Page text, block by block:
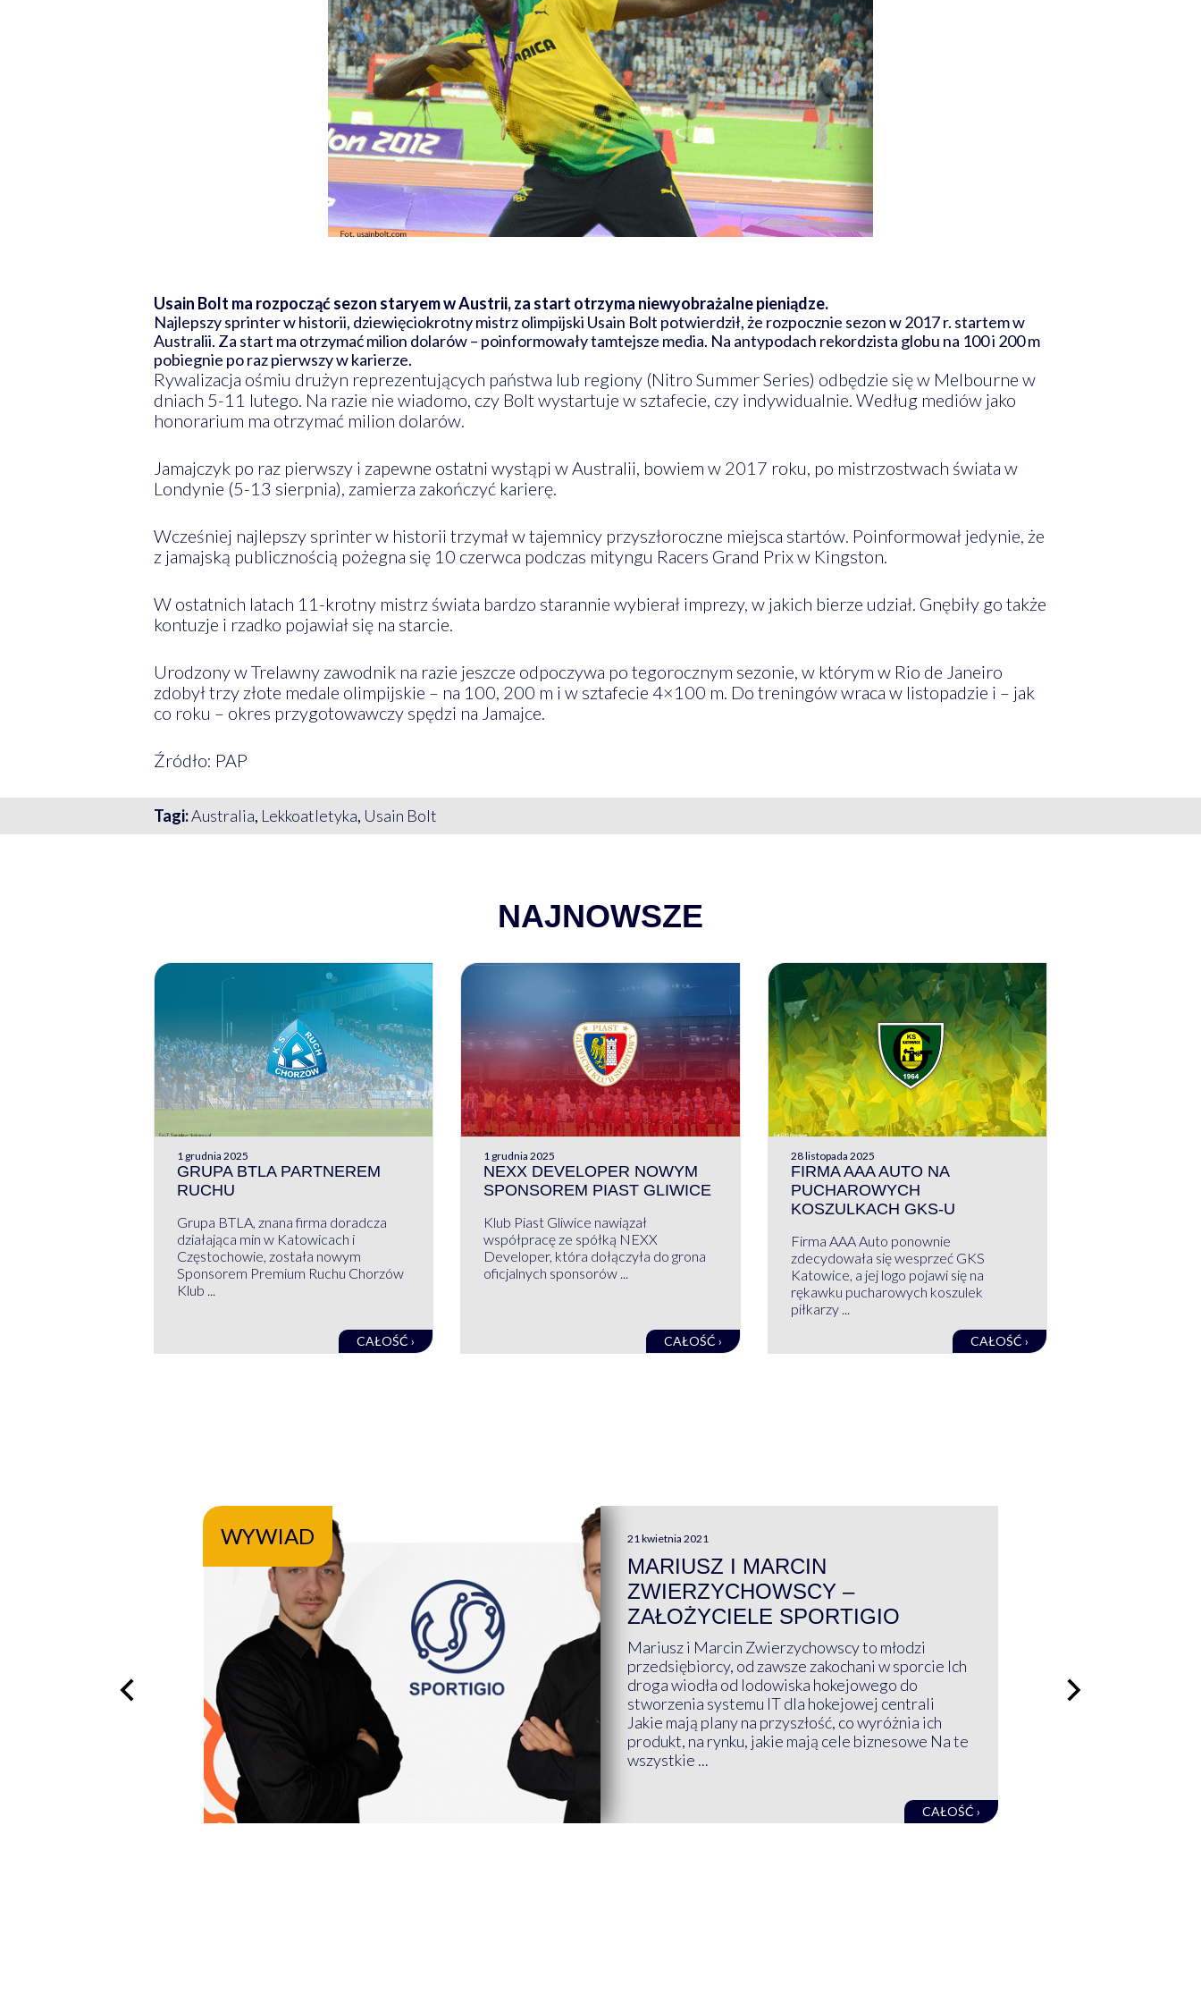
Usain Bolt ma rozpocząć sezon staryem w Austrii, za start otrzyma niewyobrażalne pieniądze.
Najlepszy sprinter w historii, dziewięciokrotny mistrz olimpijski Usain Bolt potwierdził, że rozpocznie sezon w 2017 r. startem w
Australii. Za start ma otrzymać milion dolarów – poinformowały tamtejsze media. Na antypodach rekordzista globu na 100 i 200 m
pobiegnie po raz pierwszy w karierze.
Rywalizacja ośmiu drużyn reprezentujących państwa lub regiony (Nitro Summer Series) odbędzie się w Melbourne w
dniach 5-11 lutego. Na razie nie wiadomo, czy Bolt wystartuje w sztafecie, czy indywidualnie. Według mediów jako
honorarium ma otrzymać milion dolarów.
Jamajczyk po raz pierwszy i zapewne ostatni wystąpi w Australii, bowiem w 2017 roku, po mistrzostwach świata w
Londynie (5-13 sierpnia), zamierza zakończyć karierę.
Wcześniej najlepszy sprinter w historii trzymał w tajemnicy przyszłoroczne miejsca startów. Poinformował jedynie, że
z jamajską publicznością pożegna się 10 czerwca podczas mityngu Racers Grand Prix w Kingston.
W ostatnich latach 11-krotny mistrz świata bardzo starannie wybierał imprezy, w jakich bierze udział. Gnębiły go także
kontuzje i rzadko pojawiał się na starcie.
Urodzony w Trelawny zawodnik na razie jeszcze odpoczywa po tegorocznym sezonie, w którym w Rio de Janeiro
zdobył trzy złote medale olimpijskie – na 100, 200 m i w sztafecie 4×100 m. Do treningów wraca w listopadzie i – jak
co roku – okres przygotowawczy spędzi na Jamajce.
Źródło: PAP
Tagi:Australia, Lekkoatletyka, Usain Bolt
NAJNOWSZE
1 grudnia 2025
GRUPA BTLA PARTNEREM
RUCHU
Grupa BTLA, znana firma doradcza
działająca min w Katowicach i
Częstochowie, została nowym
Sponsorem Premium Ruchu Chorzów
Klub ...
CAŁOŚĆ ›
1 grudnia 2025
NEXX DEVELOPER NOWYM
SPONSOREM PIAST GLIWICE
Klub Piast Gliwice nawiązał
współpracę ze spółką NEXX
Developer, która dołączyła do grona
oficjalnych sponsorów ...
CAŁOŚĆ ›
28 listopada 2025
FIRMA AAA AUTO NA
PUCHAROWYCH
KOSZULKACH GKS-U
Firma AAA Auto ponownie
zdecydowała się wesprzeć GKS
Katowice, a jej logo pojawi się na
rękawku pucharowych koszulek
piłkarzy ...
CAŁOŚĆ ›
WYWIAD 21 kwietnia 2021
MARIUSZ I MARCIN
ZWIERZYCHOWSCY –
ZAŁOŻYCIELE SPORTIGIO
Mariusz i Marcin Zwierzychowscy to młodzi
przedsiębiorcy, od zawsze zakochani w sporcie Ich
droga wiodła od lodowiska hokejowego do
stworzenia systemu IT dla hokejowej centrali
Jakie mają plany na przyszłość, co wyróżnia ich
produkt, na rynku, jakie mają cele biznesowe Na te
wszystkie ...
CAŁOŚĆ ›